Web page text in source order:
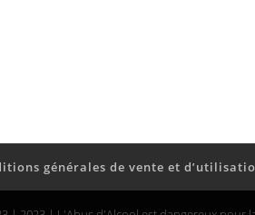
générales de vente et